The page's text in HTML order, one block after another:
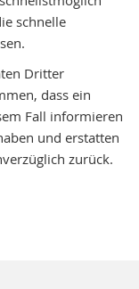
schnelle
Dritter
dass ein
Fall informieren
und erstatten
zurück.